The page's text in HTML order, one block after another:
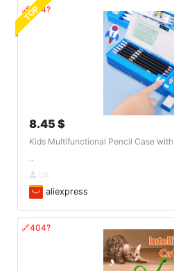
🔗404?
TOP
8.45 $
Kids Multifunctional Pencil Case
..
UA
aliexpress
🔗404?